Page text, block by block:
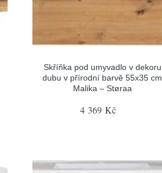
Skříňka pod umyvadlo v dekoru
dubu v přírodní barvě 55x35 cm
Malika – Støraa
4 369 Kč